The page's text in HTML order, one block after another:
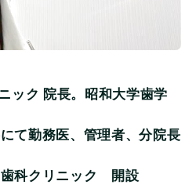
方針
記事制作の流れ
ック 院長。昭和大学歯学
て勤務医、管理者、分院長
科クリニック 開設